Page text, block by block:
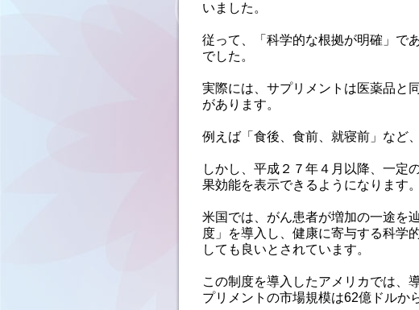
いました。
従って、「科学的な根拠が明確」で
でした。
実際には、サプリメントは医薬品と
があります。
例えば「食後、食前、就寝前」など
しかし、平成２７年４月以降、一定
果効能を表示できるようになります。
米国では、がん患者が増加の一途を
度」を導入し、健康に寄与する科学
しても良いとされています。
この制度を導入したアメリカでは、
プリメントの市場規模は62億ドルか